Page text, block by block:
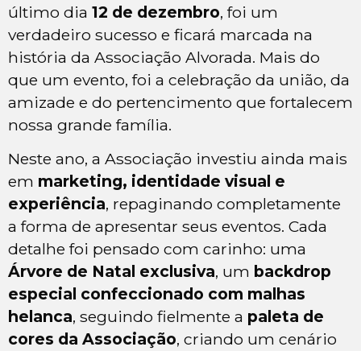
último dia 12 de dezembro, foi um
verdadeiro sucesso e ficará marcada na
história da Associação Alvorada. Mais do
que um evento, foi a celebração da união, da
amizade e do pertencimento que fortalecem
nossa grande família.
Neste ano, a Associação investiu ainda mais
em marketing, identidade visual e
experiência, repaginando completamente
a forma de apresentar seus eventos. Cada
detalhe foi pensado com carinho: uma
Árvore de Natal exclusiva, um backdrop
especial confeccionado com malhas
helanca, seguindo fielmente a paleta de
cores da Associação, criando um cenário